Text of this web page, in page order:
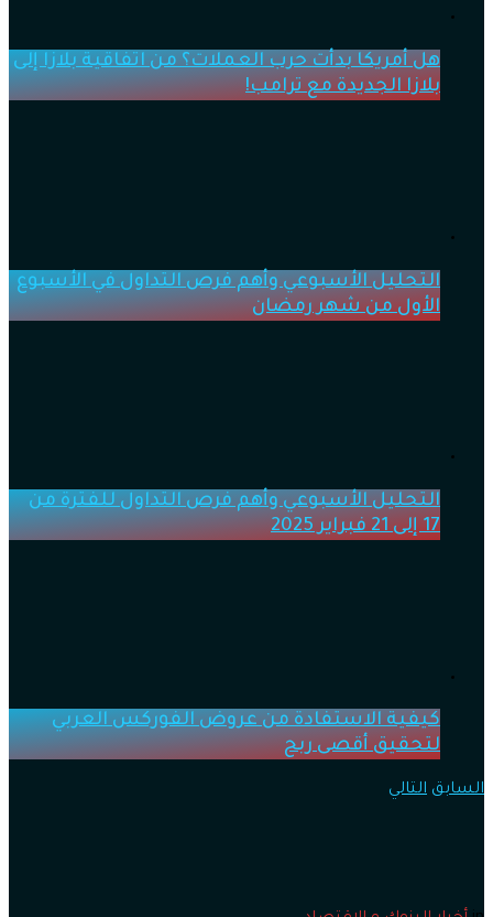
هل أمريكا بدأت حرب العملات؟ من اتفاقية بلازا إلى
بلازا الجديدة مع ترامب!
التحليل الأسبوعي وأهم فرص التداول في الأسبوع
الأول من شهر رمضان
التحليل الأسبوعي وأهم فرص التداول للفترة من
17 إلى 21 فبراير 2025
كيفية الاستفادة من عروض الفوركس العربي
لتحقيق أقصى ربح
السابق التالي